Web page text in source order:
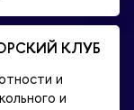
КЛУБ
и
и